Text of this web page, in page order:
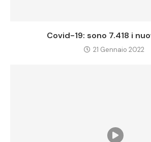
Covid-19: sono 7.418 i
21 Gennaio 2022